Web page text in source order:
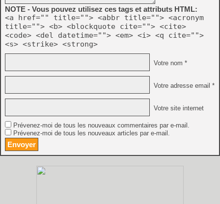
NOTE - Vous pouvez utilisez ces tags et attributs HTML:
<a href="" title=""> <abbr title=""> <acronym
title=""> <b> <blockquote cite=""> <cite>
<code> <del datetime=""> <em> <i> <q cite="">
<s> <strike> <strong>
Votre nom *
Votre adresse email *
Votre site internet
Prévenez-moi de tous les nouveaux commentaires par e-mail.
Prévenez-moi de tous les nouveaux articles par e-mail.